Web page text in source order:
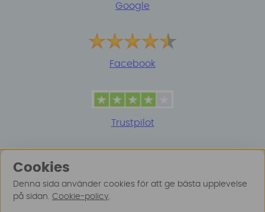
Google
Facebook
Trustpilot
Cookies
Denna sida använder cookies för att ge bästa upplevelse
på sidan. Cookie-policy.